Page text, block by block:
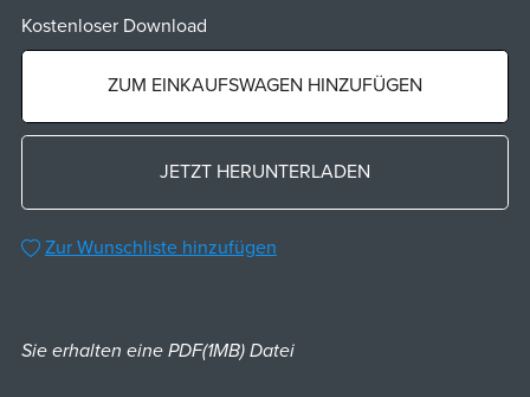
Kostenloser Download
ZUM EINKAUFSWAGEN HINZUFÜGEN
JETZT HERUNTERLADEN
Zur Wunschliste hinzufügen
Sie erhalten eine PDF(1MB)Datei